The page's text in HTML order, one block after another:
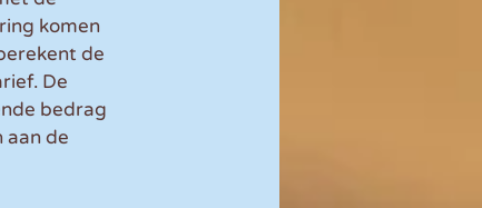
komen
de
De
bedrag
aan de